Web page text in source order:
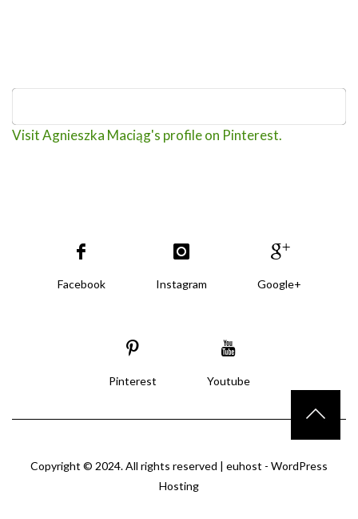
Visit Agnieszka Maciąg's profile on Pinterest.
Facebook Instagram Google+
Pinterest Youtube
Copyright © 2024. All rights reserved | euhost - WordPress
Hosting